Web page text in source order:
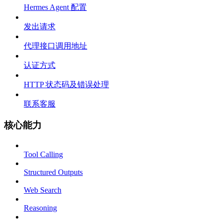
Hermes Agent 配置
发出请求
代理接口调用地址
认证方式
HTTP 状态码及错误处理
联系客服
核心能力
Tool Calling
Structured Outputs
Web Search
Reasoning